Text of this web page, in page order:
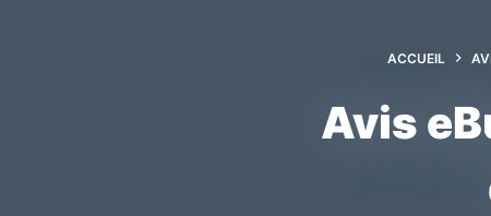
ACCUEIL
Avis